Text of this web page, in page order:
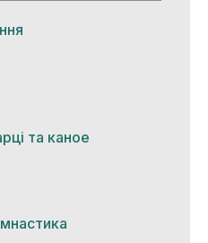
та каное